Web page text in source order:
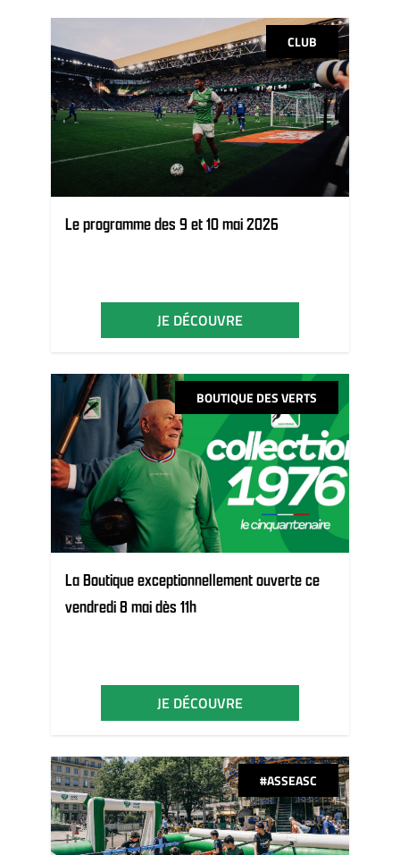
CLUB
Le programme des 9 et 10 mai 2026
JE DÉCOUVRE
BOUTIQUE DES VERTS
La Boutique exceptionnellement ouverte ce
vendredi 8 mai dès 11h
JE DÉCOUVRE
#ASSEASC